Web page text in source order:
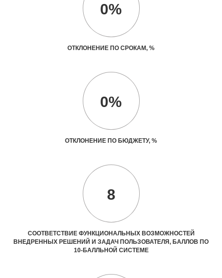
0%
ОТКЛОНЕНИЕ ПО СРОКАМ, %
0%
ОТКЛОНЕНИЕ ПО БЮДЖЕТУ, %
8
СООТВЕТСТВИЕ ФУНКЦИОНАЛЬНЫХ ВОЗМОЖНОСТЕЙ
ВНЕДРЕННЫХ РЕШЕНИЙ И ЗАДАЧ ПОЛЬЗОВАТЕЛЯ, БАЛЛОВ ПО
10-БАЛЛЬНОЙ СИСТЕМЕ